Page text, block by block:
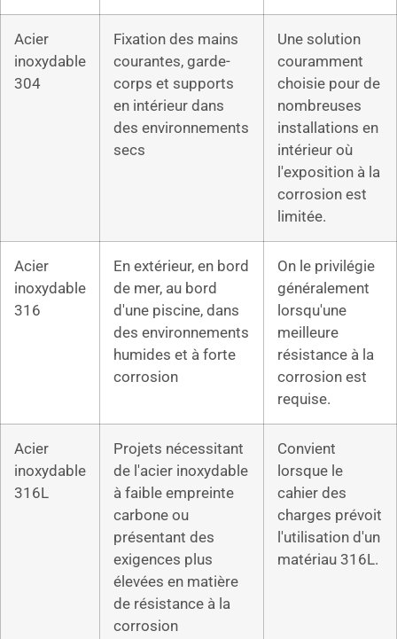
Acier
inoxydable
304
Fixation des mains
courantes, garde-
corps et supports
en intérieur dans
des environnements
secs
Une solution
couramment
choisie pour de
nombreuses
installations en
intérieur où
l'exposition à la
corrosion est
limitée.
Acier
inoxydable
316
En extérieur, en bord
de mer, au bord
d'une piscine, dans
des environnements
humides et à forte
corrosion
On le privilégie
généralement
lorsqu'une
meilleure
résistance à la
corrosion est
requise.
Acier
inoxydable
316L
Projets nécessitant
de l'acier inoxydable
à faible empreinte
carbone ou
présentant des
exigences plus
élevées en matière
de résistance à la
corrosion
Convient
lorsque le
cahier des
charges prévoit
l'utilisation d'un
matériau 316L.